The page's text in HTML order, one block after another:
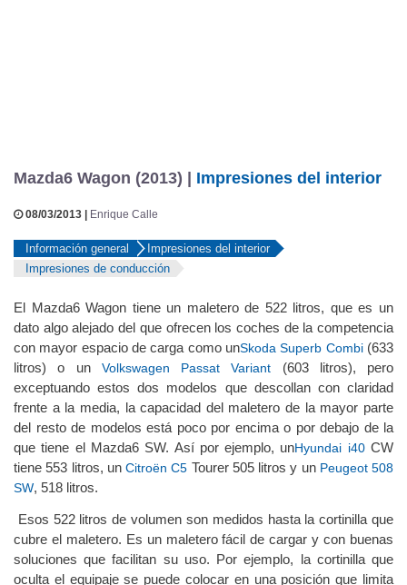
Mazda6 Wagon (2013) | Impresiones del interior
Información general
Impresiones del interior
El Mazda6 Wagon tiene un maletero de 522 litros, que es un
dato algo alejado del que ofrecen los coches de la competencia
con mayor espacio de carga como unSkoda Superb Combi
(633
litros) o unVolkswagen Passat Variant(603 litros), pero
exceptuando estos dos modelos que descollan con claridad
frente a la media, la capacidad del maletero de la mayor parte
del resto de modelos está poco por encima o por debajo de la
que tiene el Mazda6 SW. Así por ejemplo, unHyundai i40CW
tiene 553 litros, un
Esos 522 litros de volumen son medidos hasta la cortinilla que
cubre el maletero. Es un maletero fácil de cargar y con buenas
soluciones que facilitan su uso. Por ejemplo, la cortinilla que